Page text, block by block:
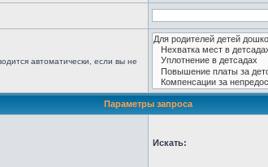
автоматически, если вы не
Параметры запроса
Искать: